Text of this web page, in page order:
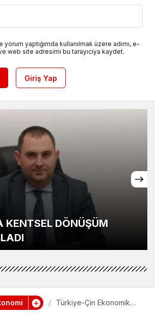
yaptığımda kullanılmak üzere adımı, e-
web site adresimi bu tarayıcıya kaydet.
Giriş Yap
DÖNÜŞÜM
Türkiye-Çin Ekonomik